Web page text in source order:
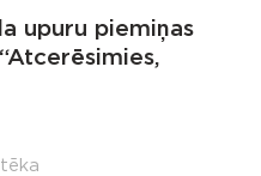
upuru piemiņas